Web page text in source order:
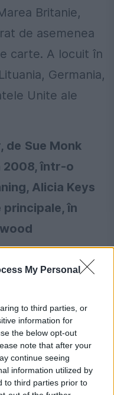
My Personal
to third parties, or
information for
the below opt-out
note that after your
continue seeing
information utilized by
to third parties prior to
Britanie,
de asemenea
carte. A locuit în
Germania,
Unite ale
, de Sue Monk
2008, într-o
Alicia Keys
principale, în
ani şi o singură
mai e: o
american în
nu-i deloc
Rosaleen nu mai
cîţiva rasişti